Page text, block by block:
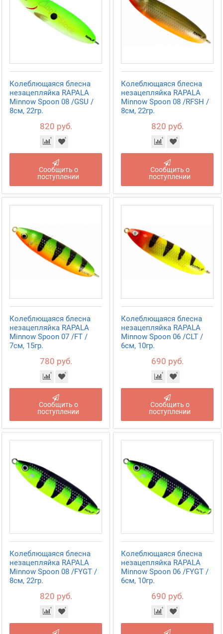
Колеблющаяся блесна
незацепляйка RAPALA
Minnow Spoon 08 /GSU /
8см, 22гр.
820 руб.
Сообщить о
поступлении
Колеблющаяся блесна
незацепляйка RAPALA
Minnow Spoon 08 /RFSH /
8см, 22гр.
820 руб.
Сообщить о
поступлении
Колеблющаяся блесна
незацепляйка RAPALA
Minnow Spoon 07 /FT /
7см, 15гр.
780 руб.
Сообщить о
поступлении
Колеблющаяся блесна
незацепляйка RAPALA
Minnow Spoon 06 /CLT /
6см, 10гр.
690 руб.
Сообщить о
поступлении
Колеблющаяся блесна
незацепляйка RAPALA
Minnow Spoon 08 /FYGT /
8см, 22гр.
820 руб.
Колеблющаяся блесна
незацепляйка RAPALA
Minnow Spoon 06 /FYGT /
6см, 10гр.
690 руб.